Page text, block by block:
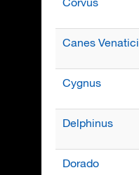
Canes Venatici
Cygnus
Delphinus
Dorado